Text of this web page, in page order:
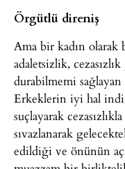
Örgütlü direniş
Ama bir kadın
adaletsizlik,
durabilmemi
Erkeklerin iyi hal
suçlayarak
sıvazlanarak
edildiği ve önünün